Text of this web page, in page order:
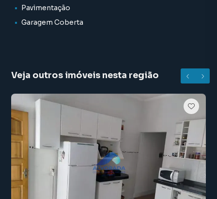
Pavimentação
Garagem Coberta
Veja outros imóveis nesta região